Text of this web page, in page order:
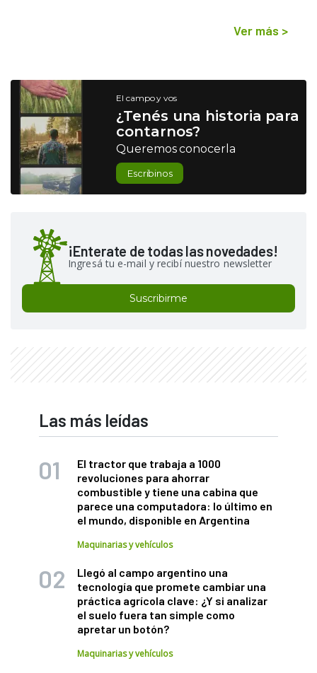
Ver más >
El campo y vos
¿Tenés una historia para
contarnos?
Queremos conocerla
Escribinos
¡Enterate de todas las novedades!
Ingresá tu e-mail y recibí nuestro newsletter
Suscribirme
Las más leídas
El tractor que trabaja a 1000
revoluciones para ahorrar
combustible y tiene una cabina que
parece una computadora: lo último en
el mundo, disponible en Argentina
Maquinarias y vehículos
Llegó al campo argentino una
tecnología que promete cambiar una
práctica agrícola clave: ¿Y si analizar
el suelo fuera tan simple como
apretar un botón?
Maquinarias y vehículos